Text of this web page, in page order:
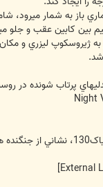
باز به شمار مي‏رود،
بين كابين عقب و جلو
ژيروسكوپ ليزري و
پرتاب شونده در